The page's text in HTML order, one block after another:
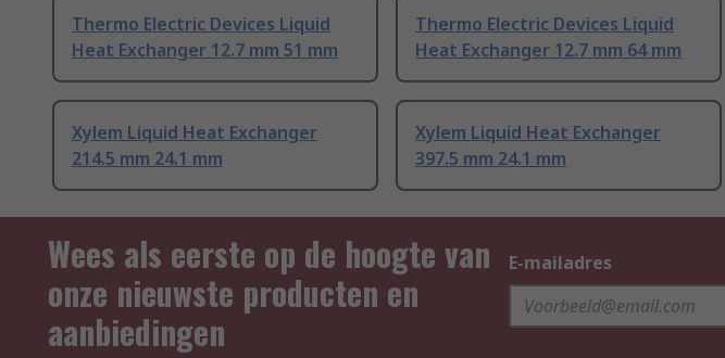
Thermo Electric Devices Liquid
Heat Exchanger 12.7 mm 51 mm
Thermo Electric Devices Liquid
Heat Exchanger 12.7 mm 64 mm
Xylem Liquid Heat Exchanger
214.5 mm 24.1 mm
Xylem Liquid Heat Exchanger
397.5 mm 24.1 mm
Wees als eerste op de hoogte van
onze nieuwste producten en
aanbiedingen
E-mailadres